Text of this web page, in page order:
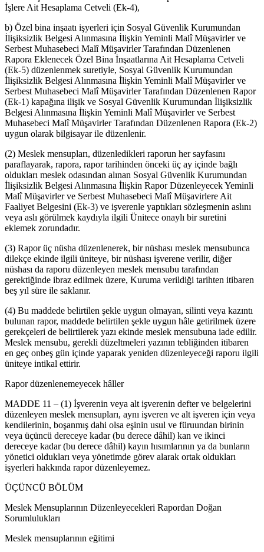
İşlere Ait Hesaplama Cetveli (Ek-4),
b) Özel bina inşaatı işyerleri için Sosyal Güvenlik Kurumundan
İlişiksizlik Belgesi Alınmasına İlişkin Yeminli Malî Müşavirler ve
Serbest Muhasebeci Malî Müşavirler Tarafından Düzenlenen
Rapora Eklenecek Özel Bina İnşaatlarına Ait Hesaplama Cetveli
(Ek-5) düzenlenmek suretiyle, Sosyal Güvenlik Kurumundan
İlişiksizlik Belgesi Alınmasına İlişkin Yeminli Malî Müşavirler ve
Serbest Muhasebeci Malî Müşavirler Tarafından Düzenlenen Rapor
(Ek-1) kapağına ilişik ve Sosyal Güvenlik Kurumundan İlişiksizlik
Belgesi Alınmasına İlişkin Yeminli Malî Müşavirler ve Serbest
Muhasebeci Malî Müşavirler Tarafından Düzenlenen Rapora (Ek-2)
uygun olarak bilgisayar ile düzenlenir.
(2) Meslek mensupları, düzenledikleri raporun her sayfasını
paraflayarak, rapora, rapor tarihinden önceki üç ay içinde bağlı
oldukları meslek odasından alınan Sosyal Güvenlik Kurumundan
İlişiksizlik Belgesi Alınmasına İlişkin Rapor Düzenleyecek Yeminli
Malî Müşavirler ve Serbest Muhasebeci Malî Müşavirlere Ait
Faaliyet Belgesini (Ek-3) ve işverenle yaptıkları sözleşmenin aslını
veya aslı görülmek kaydıyla ilgili Ünitece onaylı bir suretini
eklemek zorundadır.
(3) Rapor üç nüsha düzenlenerek, bir nüshası meslek mensubunca
dilekçe ekinde ilgili üniteye, bir nüshası işverene verilir, diğer
nüshası da raporu düzenleyen meslek mensubu tarafından
gerektiğinde ibraz edilmek üzere, Kuruma verildiği tarihten itibaren
beş yıl süre ile saklanır.
(4) Bu maddede belirtilen şekle uygun olmayan, silinti veya kazıntı
bulunan rapor, maddede belirtilen şekle uygun hâle getirilmek üzere
gerekçeleri de belirtilerek yazı ekinde meslek mensubuna iade edilir.
Meslek mensubu, gerekli düzeltmeleri yazının tebliğinden itibaren
en geç onbeş gün içinde yaparak yeniden düzenleyeceği raporu ilgili
üniteye intikal ettirir.
Rapor düzenlenemeyecek hâller
MADDE 11 – (1) İşverenin veya alt işverenin defter ve belgelerini
düzenleyen meslek mensupları, aynı işveren ve alt işveren için veya
kendilerinin, boşanmış dahi olsa eşinin usul ve füruundan birinin
veya üçüncü dereceye kadar (bu derece dâhil) kan ve ikinci
dereceye kadar (bu derece dâhil) kayın hısımlarının ya da bunların
yönetici oldukları veya yönetimde görev alarak ortak oldukları
işyerleri hakkında rapor düzenleyemez.
ÜÇÜNCÜ BÖLÜM
Meslek Mensuplarının Düzenleyecekleri Rapordan Doğan
Sorumlulukları
Meslek mensuplarının eğitimi